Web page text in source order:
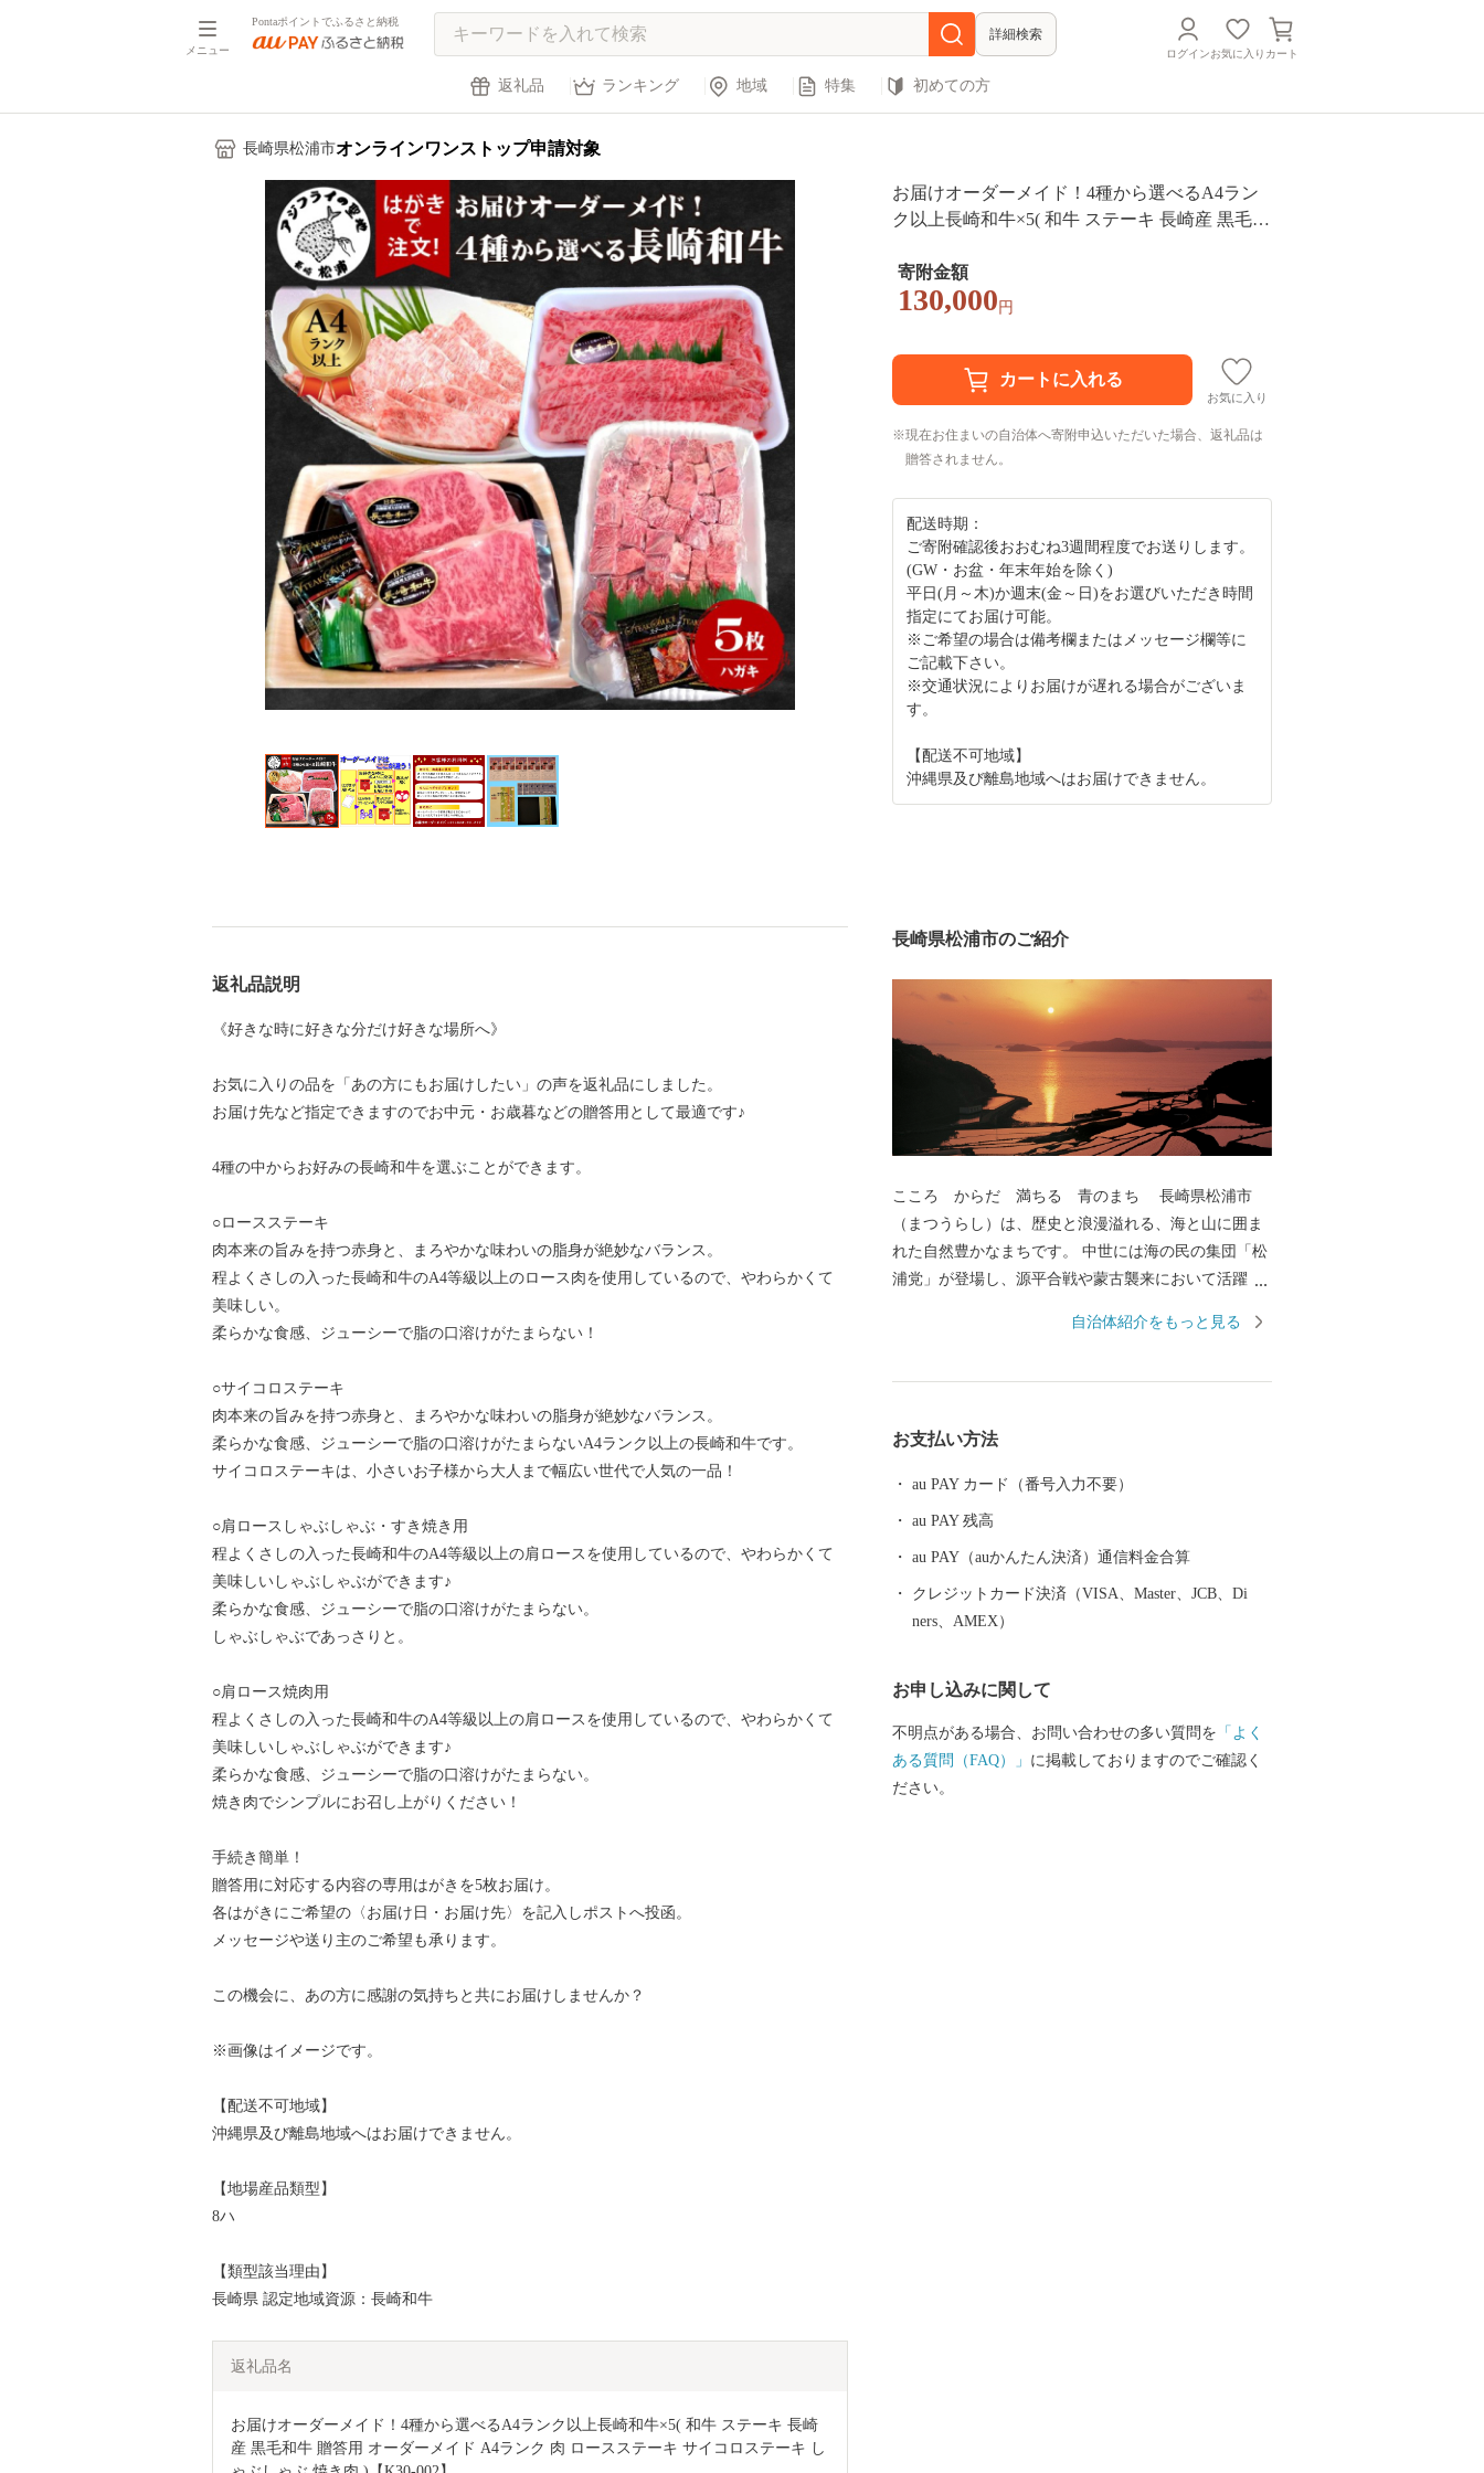
メニュー
Pontaポイントでふるさと納税
詳細検索
ログインお気に入り カート
返礼品 ランキング 地域 特集 初めての方
長崎県松浦市オンラインワンストップ申請対象
お届けオーダーメイド！4種から選べるA4ラン
ク以上長崎和牛×5( 和牛 ステーキ 長崎産 黒毛和
テーキ サイコロステーキ しゃぶしゃぶ 焼き肉 )
【K30-002】
寄附金額
130,000 円
お気に入り
現在お住まいの自治体へ寄附申込いただいた場合、返礼品は
贈答されません。
配送時期：
ご寄附確認後おおむね3週間程度でお送りします。
(GW・お盆・年末年始を除く)
平日(月～木)か週末(金～日)をお選びいただき時間
指定にてお届け可能。
※ご希望の場合は備考欄またはメッセージ欄等に
ご記載下さい。
※交通状況によりお届けが遅れる場合がございま
す。
【配送不可地域】
沖縄県及び離島地域へはお届けできません。
返礼品説明
《好きな時に好きな分だけ好きな場所へ》
お気に入りの品を「あの方にもお届けしたい」の声を返礼品にしました。
お届け先など指定できますのでお中元・お歳暮などの贈答用として最適です♪
4種の中からお好みの長崎和牛を選ぶことができます。
○ロースステーキ
肉本来の旨みを持つ赤身と、まろやかな味わいの脂身が絶妙なバランス。
程よくさしの入った長崎和牛のA4等級以上のロース肉を使用しているので、やわらかくて
美味しい。
柔らかな食感、ジューシーで脂の口溶けがたまらない！
○サイコロステーキ
肉本来の旨みを持つ赤身と、まろやかな味わいの脂身が絶妙なバランス。
柔らかな食感、ジューシーで脂の口溶けがたまらないA4ランク以上の長崎和牛です。
サイコロステーキは、小さいお子様から大人まで幅広い世代で人気の一品！
○肩ロースしゃぶしゃぶ・すき焼き用
程よくさしの入った長崎和牛のA4等級以上の肩ロースを使用しているので、やわらかくて
美味しいしゃぶしゃぶができます♪
柔らかな食感、ジューシーで脂の口溶けがたまらない。
しゃぶしゃぶであっさりと。
○肩ロース焼肉用
程よくさしの入った長崎和牛のA4等級以上の肩ロースを使用しているので、やわらかくて
美味しいしゃぶしゃぶができます♪
柔らかな食感、ジューシーで脂の口溶けがたまらない。
焼き肉でシンプルにお召し上がりください！
手続き簡単！
贈答用に対応する内容の専用はがきを5枚お届け。
各はがきにご希望の〈お届け日・お届け先〉を記入しポストへ投函。
メッセージや送り主のご希望も承ります。
この機会に、あの方に感謝の気持ちと共にお届けしませんか？
※画像はイメージです。
【配送不可地域】
沖縄県及び離島地域へはお届けできません。
【地場産品類型】
8ハ
【類型該当理由】
長崎県 認定地域資源：長崎和牛
返礼品名
お届けオーダーメイド！4種から選べるA4ランク以上長崎和牛×5( 和牛 ステーキ 長崎
産 黒毛和牛 贈答用 オーダーメイド A4ランク 肉 ロースステーキ サイコロステーキ し
長崎県松浦市のご紹介
こころ からだ 満ちる 青のまち 長崎県松浦市
（まつうらし）は、歴史と浪漫溢れる、海と山に囲ま
れた自然豊かなまちです。 中世には海の民の集団「松
浦党」が登場し、源平合戦や蒙古襲来において活躍し
崎遺跡」は、海底遺跡としては、国内初となる国史跡
りを利用して野菜、果物、お茶、お米といった農作物
も豊富でもあります。 また、和牛の繁殖、養鶏、養
が、海の幸も山の幸も何でもそろうまさに「食のコン
パクトシティ」です。 潮がすうっと満ちていくように
こころとからだが満たされるあたたかな出会いがある
自治体紹介をもっと見る
お支払い方法
au PAY カード（番号入力不要）
au PAY 残高
au PAY（auかんたん決済）通信料金合算
クレジットカード決済（VISA、Master、JCB、Di
ners、AMEX）
お申し込みに関して
不明点がある場合、お問い合わせの多い質問を 「よく
ある質問（FAQ）」 に掲載しておりますのでご確認く
ださい。